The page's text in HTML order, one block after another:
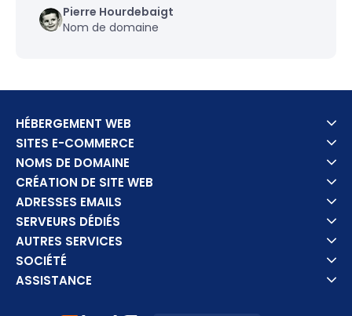
Pierre Hourdebaigt
Nom de domaine
HÉBERGEMENT WEB
SITES E-COMMERCE
NOMS DE DOMAINE
CRÉATION DE SITE WEB
ADRESSES EMAILS
SERVEURS DÉDIÉS
AUTRES SERVICES
SOCIÉTÉ
ASSISTANCE